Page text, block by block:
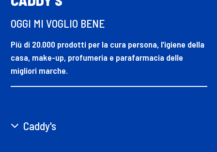
OGGI MI VOGLIO BENE
Più di 20.000 prodotti per la cura persona, l’igiene della
casa, make-up, profumeria e parafarmacia delle
migliori marche.
Caddy's